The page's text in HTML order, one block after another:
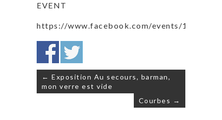
EVENT
https://www.facebook.com/events/
Navigation
de
l’article
← Exposition Au secours, barman,
mon verre est vide
Courbes →